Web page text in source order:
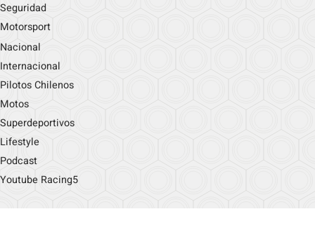
Seguridad
Motorsport
Nacional
Internacional
Pilotos Chilenos
Motos
Superdeportivos
Lifestyle
Podcast
Youtube Racing5